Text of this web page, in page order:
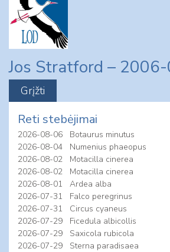
content
Jos Stratford –
Reti stebėjimai
2026-08-06
Botaurus minutus
2026-08-04
Numenius phaeopus
2026-08-02
Motacilla cinerea
2026-08-02
Motacilla cinerea
2026-08-01
Ardea alba
2026-07-31
Falco peregrinus
2026-07-31
Circus cyaneus
2026-07-29
Ficedula albicollis
2026-07-29
Saxicola rubicola
2026-07-29
Sterna paradisaea